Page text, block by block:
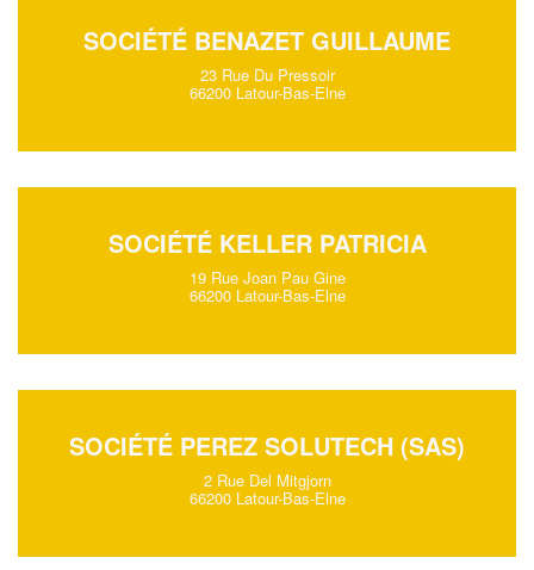
SOCIÉTÉ BENAZET GUILLAUME
23 Rue Du Pressoir
66200 Latour-Bas-Elne
SOCIÉTÉ KELLER PATRICIA
19 Rue Joan Pau Gine
66200 Latour-Bas-Elne
SOCIÉTÉ PEREZ SOLUTECH (SAS)
2 Rue Del Mitgjorn
66200 Latour-Bas-Elne